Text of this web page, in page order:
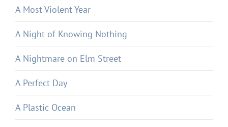
A Most Violent Year
A Night of Knowing Nothing
A Nightmare on Elm Street
A Perfect Day
A Plastic Ocean